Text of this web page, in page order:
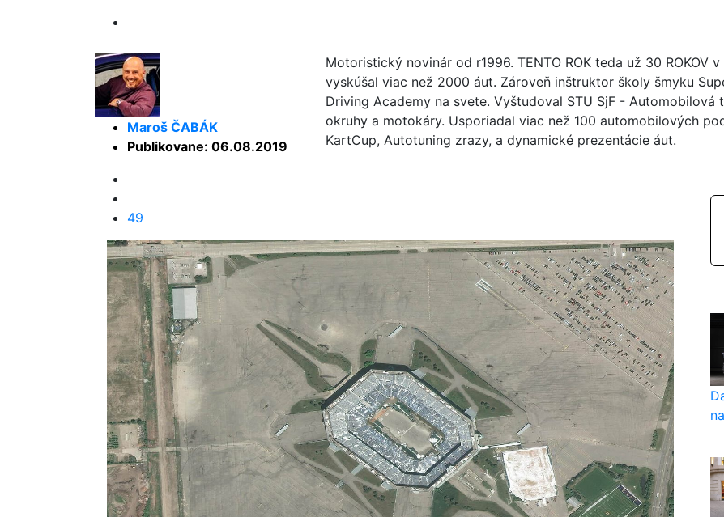
Maroš ČABÁK
Publikovane: 06.08.2019
Motoristický novinár od r1996. TENTO ROK teda už 30 ROKOV
vyskúšal viac než 2000 áut. Zároveň inštruktor školy šmyku
Driving Academy na svete. Vyštudoval STU SjF -
okruhy a motokáry. Usporiadal viac než 100 automobilových
KartCup, Autotuning zrazy, a dynamické prezentácie áut.
49